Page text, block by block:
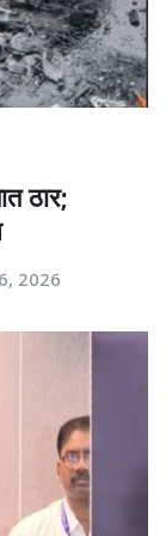
ठार;
2026